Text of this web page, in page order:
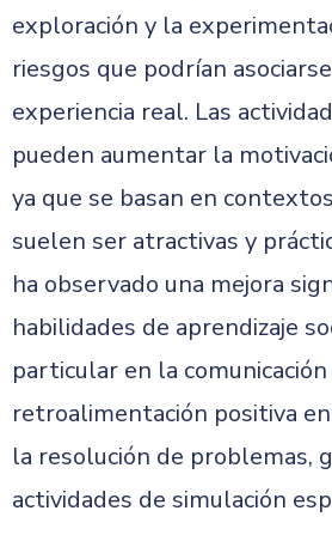
exploración y la
riesgos que podrían
experiencia real. Las
pueden aumentar la
ya que se basan en
suelen ser atractivas y
ha observado una mejora
habilidades de aprendizaje
particular en la
retroalimentación positiva
la resolución de problemas,
actividades de simulación